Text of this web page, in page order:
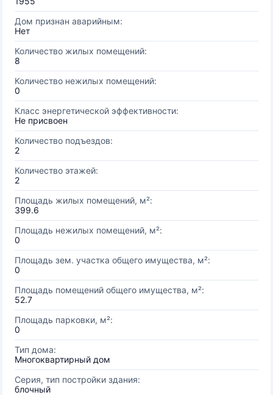
Дом признан аварийным:
Нет
Количество жилых помещений:
8
Количество нежилых помещений:
0
Класс энергетической эффективности:
Не присвоен
Количество подъездов:
2
Количество этажей:
2
Площадь жилых помещений, м²:
399.6
Площадь нежилых помещений, м²:
0
Площадь зем. участка общего имущества, м²:
0
Площадь помещений общего имущества, м²:
52.7
Площадь парковки, м²:
0
Тип дома:
Многоквартирный дом
Серия, тип постройки здания:
блочный